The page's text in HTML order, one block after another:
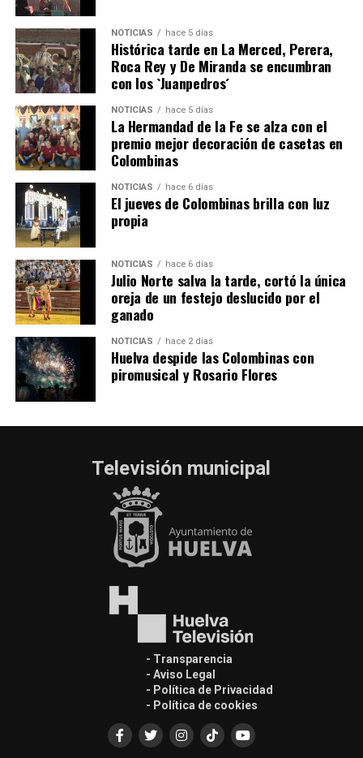
SEXTA CORRIDA DE LAS FIESTAS COLOMBINAS
2026
hace 2 días· Huelvatv
NOTICIAS hace 5 días
Histórica tarde en La Merced, Perera,
Roca Rey y De Miranda se encumbran
con los `Juanpedros´
NOTICIAS hace 5 días
La Hermandad de la Fe se alza con el
premio mejor decoración de casetas en
Colombinas
NOTICIAS hace 6 días
El jueves de Colombinas brilla con luz
propia
NOTICIAS hace 6 días
Julio Norte salva la tarde, cortó la única
oreja de un festejo deslucido por el
ganado
NOTICIAS hace 2 días
Huelva despide las Colombinas con
piromusical y Rosario Flores
Televisión municipal
- Transparencia
- Aviso Legal
- Política de Privacidad
- Política de cookies